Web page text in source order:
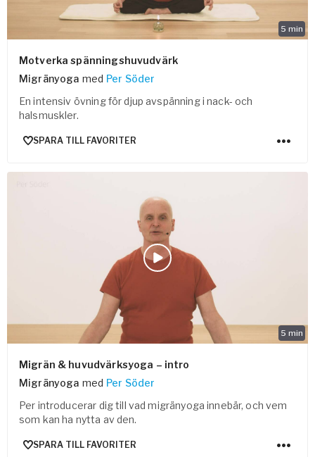
5 min
Motverka spänningshuvudvärk
Migränyoga med Per Söder
En intensiv övning för djup avspänning i nack- och
halsmuskler.
SPARA TILL FAVORITER
5 min
Migrän & huvudvärksyoga – intro
Migränyoga med Per Söder
Per introducerar dig till vad migränyoga innebär, och vem
som kan ha nytta av den.
SPARA TILL FAVORITER